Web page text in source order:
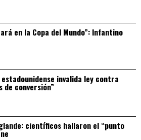
en la Copa del Mundo”: Infantino
invalida ley contra
de conversión”
científicos hallaron el “punto